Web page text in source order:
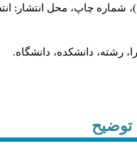
شماره چاپ، محل انتشار:
رشته، دانشکده، دانشگاه.
توضیح